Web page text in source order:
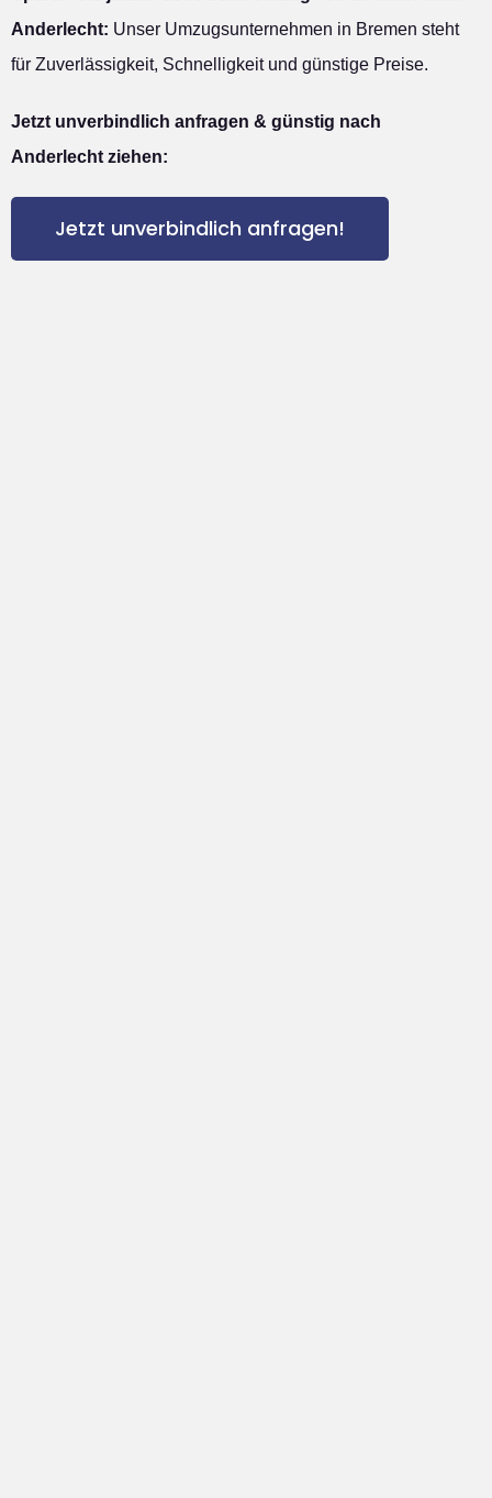
Anderlecht: Unser Umzugsunternehmen in Bremen steht
für Zuverlässigkeit, Schnelligkeit und günstige Preise.
Jetzt unverbindlich anfragen & günstig nach
Anderlecht ziehen:
Jetzt unverbindlich anfragen!